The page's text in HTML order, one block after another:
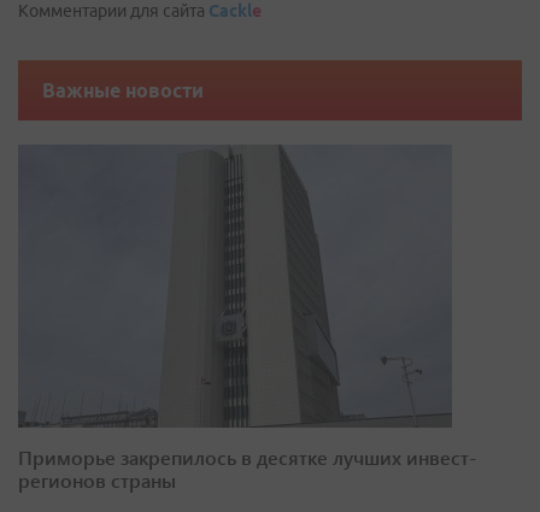
Комментарии для сайта Cackle
Важные новости
Приморье закрепилось в десятке лучших инвест-
регионов страны